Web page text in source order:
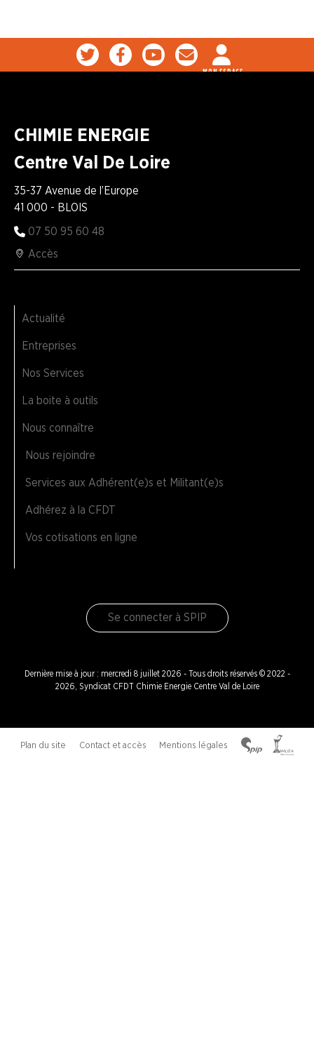
MON ESPACE
CHIMIE ENERGIE
Centre Val De Loire
35-37 Avenue de l’Europe
41 000 - BLOIS
07 50 95 60 48
Accès
Actualité
Entreprises
Nos Services
La boite à outils
Nous connaître
Nous rejoindre
Services aux Adhérent(e)s et Militant(e)s
Adhérez à la CFDT
Vos cotisations en ligne
Se connecter à SPIP
Dernière mise à jour : mercredi 8 juillet 2026 - Tous droits réservés © 2022 -
2026, Syndicat CFDT Chimie Energie Centre Val de Loire
Plan du site Contact et accès Mentions légales